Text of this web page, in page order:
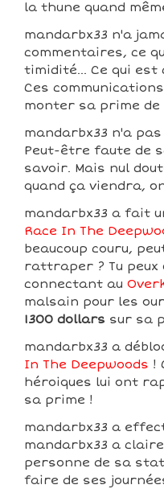
la thune quand
mandarbx33 n'a
commentaires, ce
timidité... Ce qui
Ces
monter sa prime de
mandarbx33 n'a
Peut-être faute de
savoir. Mais nul
quand ça viendra,
mandarbx33 a fait
Race In The
beaucoup couru,
rattraper ? Tu peux
connectant au
malsain pour les
1300 dollars sur sa
mandarbx33 a
In The Deepwoods !
héroiques lui ont
sa prime !
mandarbx33 a
mandarbx33 a
personne de sa
faire de ses